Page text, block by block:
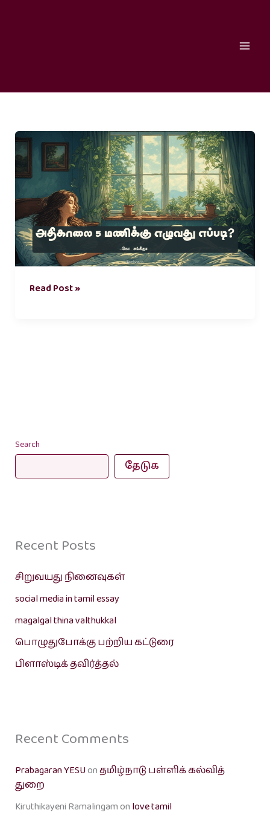
காலை
மணிக்கு
எழுவது
எப்படி
Read Post »
Search
தேடுக
Recent Posts
சிறுவயது நினைவுகள்
social media in tamil essay
magalgal thina valthukkal
பொழுதுபோக்கு பற்றிய கட்டுரை
பிளாஸ்டிக் தவிர்த்தல்
Recent Comments
Prabagaran YESUonதமிழ்நாடு பள்ளிக் கல்வித்
துறை
Kiruthikayeni Ramalingamon love tamil